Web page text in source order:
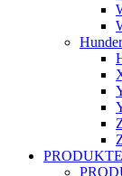
PRODUKTE